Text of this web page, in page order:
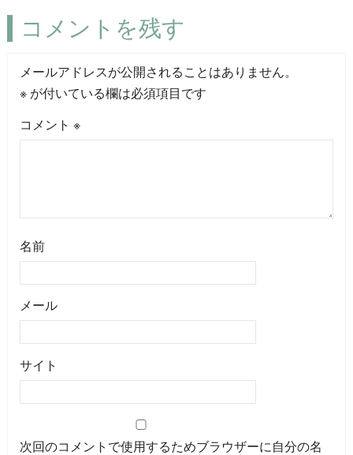
コメントを残す
メールアドレスが公開されることはありません。
※が付いている欄は必須項目です
コメント ※
名前
メール
サイト
次回のコメントで使用するためブラウザーに自分の名